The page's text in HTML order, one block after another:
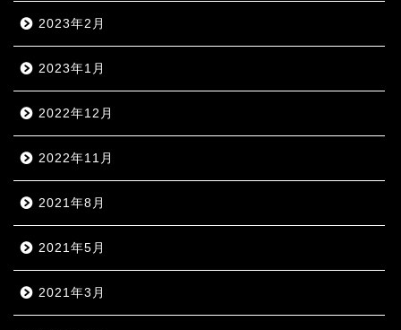
2023年2月
2023年1月
2022年12月
2022年11月
2021年8月
2021年5月
2021年3月